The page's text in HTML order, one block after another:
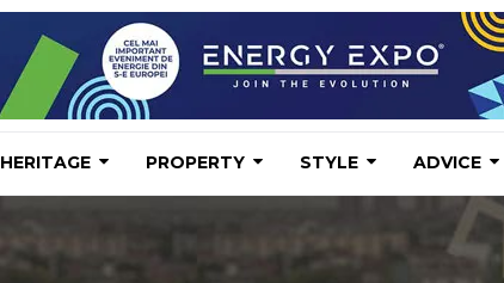
HERITAGE PROPERTY STYLE ADVICE